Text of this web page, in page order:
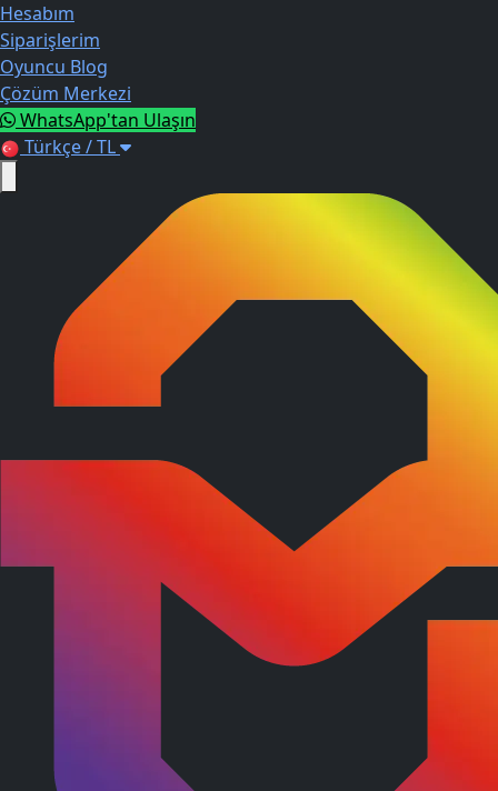
Hesabım
Siparişlerim
Oyuncu Blog
Çözüm Merkezi
WhatsApp'tan Ulaşın
Türkçe / TL